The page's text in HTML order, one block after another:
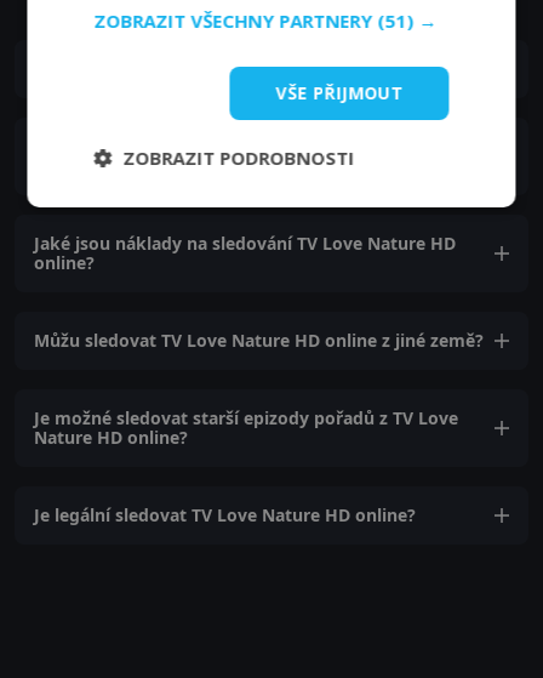
Kde můžu sledovat TV Love Nature HD online?
Jak se můžu přihlásit k online vysílání TV Love Nature
Jaké jsou náklady na sledování TV Love Nature HD
online?
Můžu sledovat TV Love Nature HD online z jiné země?
Je možné sledovat starší epizody pořadů z TV Love
Nature HD online?
Je legální sledovat TV Love Nature HD online?
ZOBRAZIT VŠECHNY PARTNERY (51) →
VŠE PŘIJMOUT
ZOBRAZIT PODROBNOSTI